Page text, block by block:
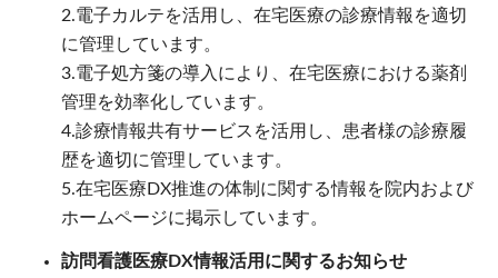
2.電子カルテを活用し、在宅医療の診療情報を適切
に管理しています。
3.電子処方箋の導入により、在宅医療における薬剤
管理を効率化しています。
4.診療情報共有サービスを活用し、患者様の診療履
歴を適切に管理しています。
5.在宅医療DX推進の体制に関する情報を院内および
ホームページに掲示しています。
訪問看護医療DX情報活用に関するお知らせ